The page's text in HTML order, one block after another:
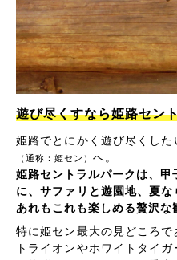
遊び尽くすなら姫路セン
姫路でとにかく遊び尽くし
（通称：姫セン） へ。
姫路セントラルパークは、
に、サファリと遊園地、夏な
あれもこれも楽しめる贅沢な
特に姫セン最大の見どころ
トライオンやホワイトタイ